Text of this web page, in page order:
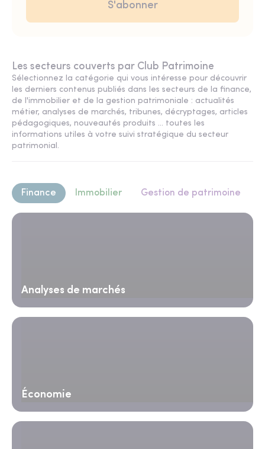
Les secteurs couverts par Club Patrimoine
Sélectionnez la catégorie qui vous intéresse pour découvrir
les derniers contenus publiés dans les secteurs de la finance,
de l'immobilier et de la gestion patrimoniale : actualités
métier, analyses de marchés, tribunes, décryptages, articles
pédagogiques, nouveautés produits ... toutes les
informations utiles à votre suivi stratégique du secteur
patrimonial.
Finance Immobilier Gestion de patrimoine
Analyses de marchés
Économie